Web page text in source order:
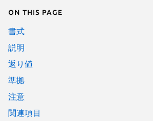
On this page
書式
説明
返り値
準拠
注意
関連項目